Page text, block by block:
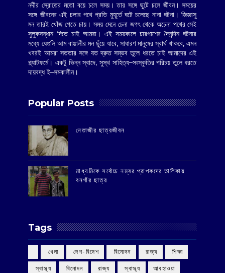
নদীর স্রোতের মতো বয়ে চলে সময়। তার সঙ্গে ছুটে চলে জীবন। সময়ের
সঙ্গে জীবনের এই চলার পথে প্রতি মুহূর্তে ঘটে চলেছে নানা ঘটনা। জিজ্ঞাসু
মন তারই খোঁজ পেতে চায়। সময় মেনে চেনা জগৎ থেকে অচেনা পথের সেই
সুলুকসন্ধান দিতে চাই আমরা। এই সময়কালে চারপাশের দৈনন্দিন ঘটনার
মধ্যে যেগুলি আম বাঙালীর মন ছুঁয়ে যাবে, সাধারণ মানুষের স্বার্থ থাকবে, এমন
খবরই আমরা সততার সঙ্গে যত দ্রুত সম্ভব তুলে ধরতে চাই আমাদের এই
প্ল্যাটফর্মে। একটু ভিন্ন স্বাদে, সুস্থ সাহিত্য–সংস্কৃতির পরিচয় তুলে ধরতে
দায়বদ্ধ ই–সমকালীন।
Popular Posts
‌নেতাজীর ছাত্রজীবন
মাধ্যমিকে সর্বোচ্চ নম্বর প্রাপকদের তালিকায়
বনগাঁর ছাত্র
Tags
‌ খেলা ‌ দেশ-বিদেশ ‌ বিনোদন ‌ রাজ্য ‌ শিক্ষা
‌ স্বাস্থ্য ‌ বিনোদন ‌ রাজ্য ‌ স্বাস্থ্য আবহাওয়া